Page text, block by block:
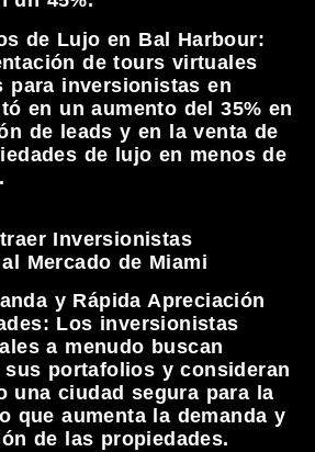
de Lujo en Bal Harbour:
de tours virtuales
para inversionistas en
en un aumento del 35% en
de leads y en la venta de
de lujo en menos de
Inversionistas
Mercado de Miami
y Rápida Apreciación
Los inversionistas
a menudo buscan
portafolios y consideran
una ciudad segura para la
que aumenta la demanda y
de las propiedades.